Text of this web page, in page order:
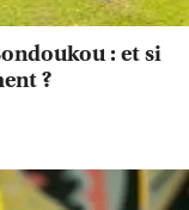
: et si
?